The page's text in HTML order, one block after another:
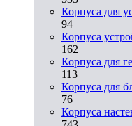
Корпуса для
94
Корпуса
162
Корпуса для
113
Корпуса для
76
Корпуса